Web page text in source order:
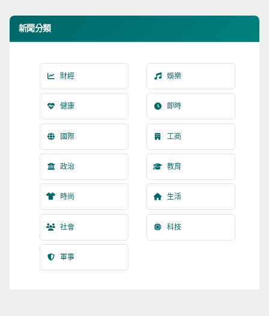
新聞分類
財經 娛樂
健康 即時
國際 工商
政治 教育
時尚 生活
社會 科技
軍事